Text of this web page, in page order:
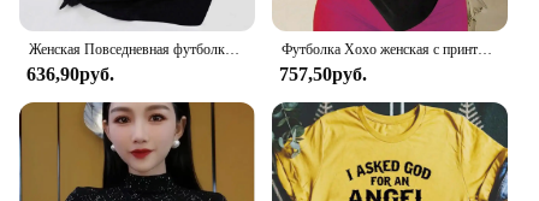
Женская Повседневная футболка с коротким рукавом и графическим рисунком, женская футболка, футболка с забавным мультяшным принтом, повседневный Забавный Топ
636,90руб.
Футболка Xoxo женская с принтом губ, брендовая тенниска оверсайз, брендовая майка из хлопка, Повседневная Уличная одежда, розовый и фиолетовый цвета, на лето
757,50руб.